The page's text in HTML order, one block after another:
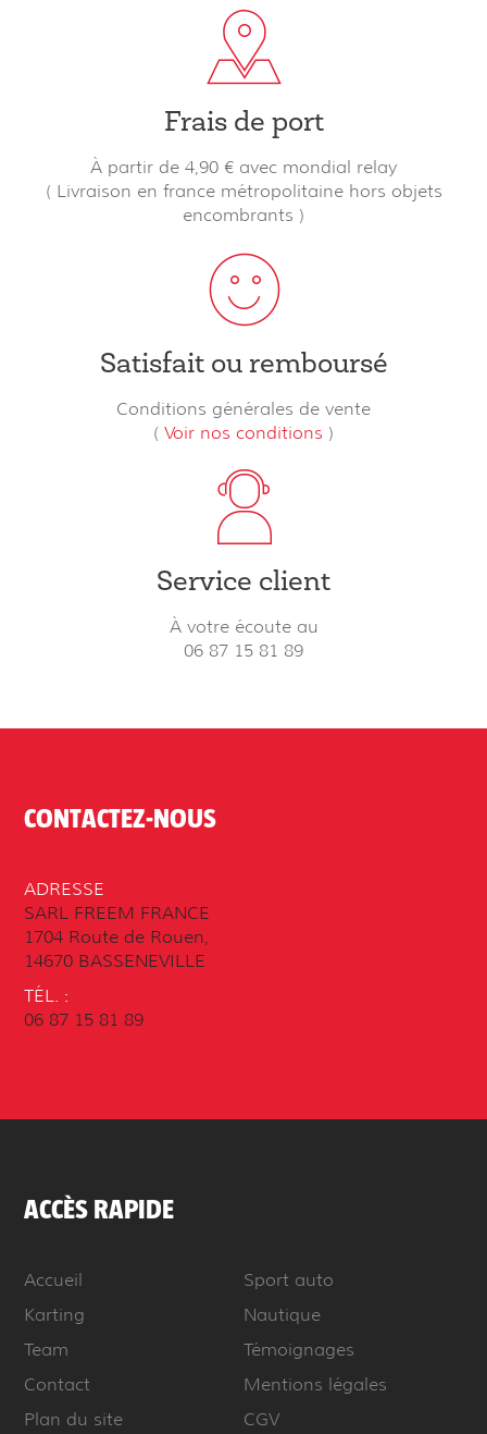
Frais de port
À partir de 4,90 € avec mondial relay
( Livraison en france métropolitaine hors objets
encombrants )
Satisfait ou remboursé
Conditions générales de vente
( Voir nos conditions )
Service client
À votre écoute au
06 87 15 81 89
CONTACTEZ-NOUS
ADRESSE
SARL FREEM FRANCE
1704 Route de Rouen,
14670 BASSENEVILLE
TÉL. :
06 87 15 81 89
ACCÈS RAPIDE
Accueil
Sport auto
Karting
Nautique
Team
Témoignages
Contact
Mentions légales
Plan du site
CGV